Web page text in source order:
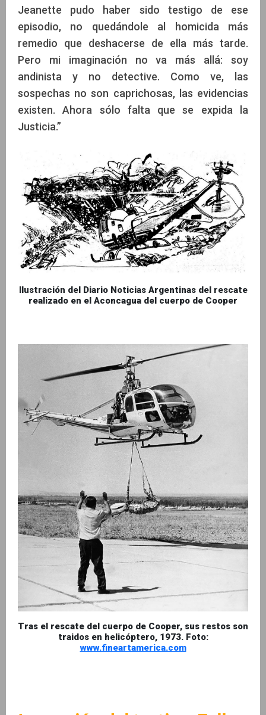
Jeanette pudo haber sido testigo de ese
episodio, no quedándole al homicida más
remedio que deshacerse de ella más tarde.
Pero mi imaginación no va más allá: soy
andinista y no detective. Como ve, las
sospechas no son caprichosas, las evidencias
existen. Ahora sólo falta que se expida la
Justicia.”
Ilustración del Diario Noticias Argentinas del rescate
realizado en el Aconcagua del cuerpo de Cooper
Tras el rescate del cuerpo de Cooper, sus restos son
traidos en helicóptero, 1973. Foto:
www.fineartamerica.com